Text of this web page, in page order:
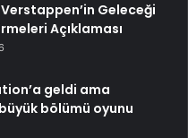
Verstappen’in Geleceği
Açıklaması
geldi ama
bölümü oyunu